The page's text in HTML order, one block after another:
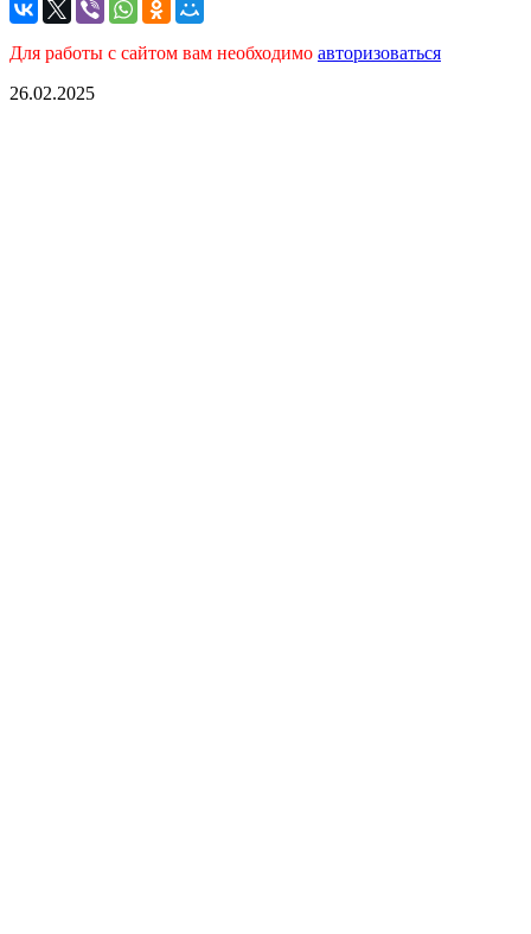
Для работы с сайтом вам необходимо авторизоваться
26.02.2025